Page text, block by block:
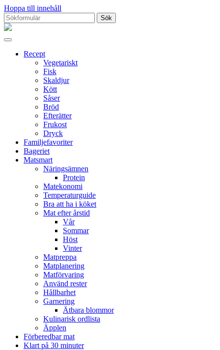
Hoppa till innehåll
Sök
efter:Proppmätt
Recept
Vegetariskt
Fisk
Skaldjur
Kött
Såser
Bröd
Efterätter
Frukost
Dryck
Familjefavoriter
Bageriet
Matsmart
Näringsämnen
Protein
Matekonomi
Temperaturguide
Bra att ha i köket
Mat efter årstid
Vår
Sommar
Höst
Vinter
Matpreppa
Matplanering
Matförvaring
Använd rester
Hållbarhet
Garnering
Ätbara blommor
Kulinarisk ordlista
Äpplen
Förberedbar mat
Klart på 30 minuter